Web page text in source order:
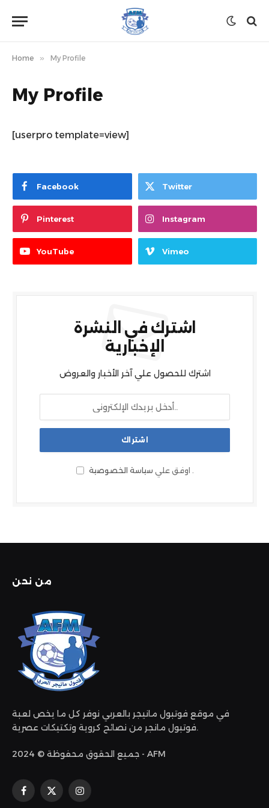
Home » My Profile
My Profile
[userpro template=view]
Facebook Twitter
Pinterest Instagram
YouTube Vimeo
اشترك في النشرة
الإخبارية
اشترك للحصول علي آخر الأخبار والعروض
اوفق علي سياسة الخصوصية .
من نحن
في موقع فوتبول مانيجر بالعربي نوفر كل ما يخص لعبة
فوتبول مانجر من نصائح كروية وتكتيكات عصرية.
جميع الحقوق محفوظة © 2024 - AFM
فيسبوك
X
الانستغرام